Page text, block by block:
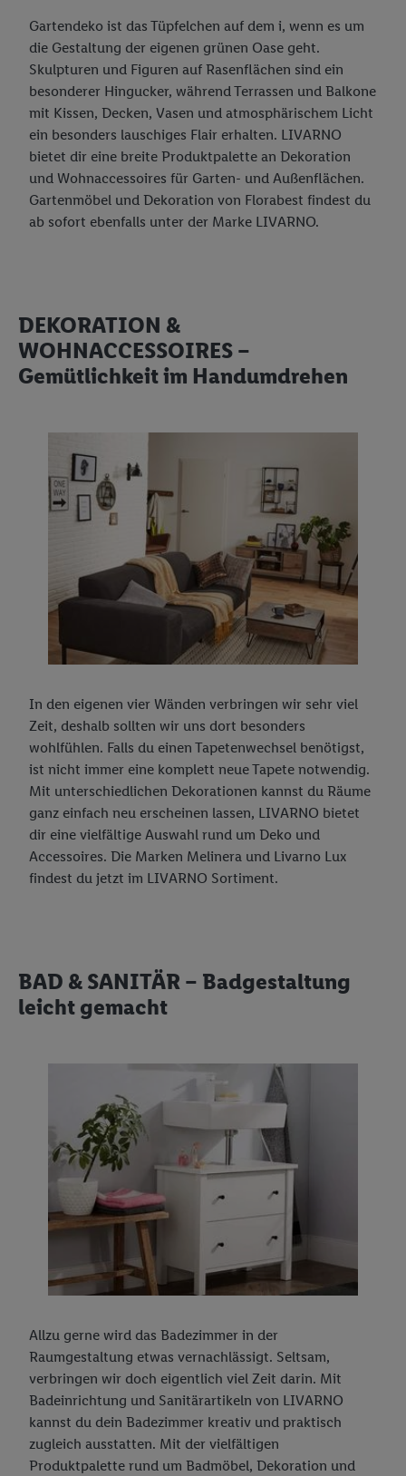
Gartendeko ist das Tüpfelchen auf dem i, wenn es um
die Gestaltung der eigenen grünen Oase geht.
Skulpturen und Figuren auf Rasenflächen sind ein
besonderer Hingucker, während Terrassen und Balkone
mit Kissen, Decken, Vasen und atmosphärischem Licht
ein besonders lauschiges Flair erhalten. LIVARNO
bietet dir eine breite Produktpalette an Dekoration
und Wohnaccessoires für Garten- und Außenflächen.
Gartenmöbel und Dekoration von Florabest findest du
ab sofort ebenfalls unter der Marke LIVARNO.
DEKORATION &
WOHNACCESSOIRES –
Gemütlichkeit im Handumdrehen
In den eigenen vier Wänden verbringen wir sehr viel
Zeit, deshalb sollten wir uns dort besonders
wohlfühlen. Falls du einen Tapetenwechsel benötigst,
ist nicht immer eine komplett neue Tapete notwendig.
Mit unterschiedlichen Dekorationen kannst du Räume
ganz einfach neu erscheinen lassen, LIVARNO bietet
dir eine vielfältige Auswahl rund um Deko und
Accessoires. Die Marken Melinera und Livarno Lux
findest du jetzt im LIVARNO Sortiment.
BAD & SANITÄR – Badgestaltung
leicht gemacht
Allzu gerne wird das Badezimmer in der
Raumgestaltung etwas vernachlässigt. Seltsam,
verbringen wir doch eigentlich viel Zeit darin. Mit
Badeinrichtung und Sanitärartikeln von LIVARNO
kannst du dein Badezimmer kreativ und praktisch
zugleich ausstatten. Mit der vielfältigen
Produktpalette rund um Badmöbel, Dekoration und